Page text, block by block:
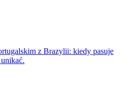
z Brazylii: kiedy pasuje